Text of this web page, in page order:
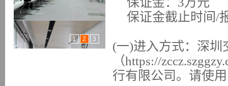
1 2 3
保证金截止时间 /
(一)进入方式：深圳
（https://
行有限公司。请使